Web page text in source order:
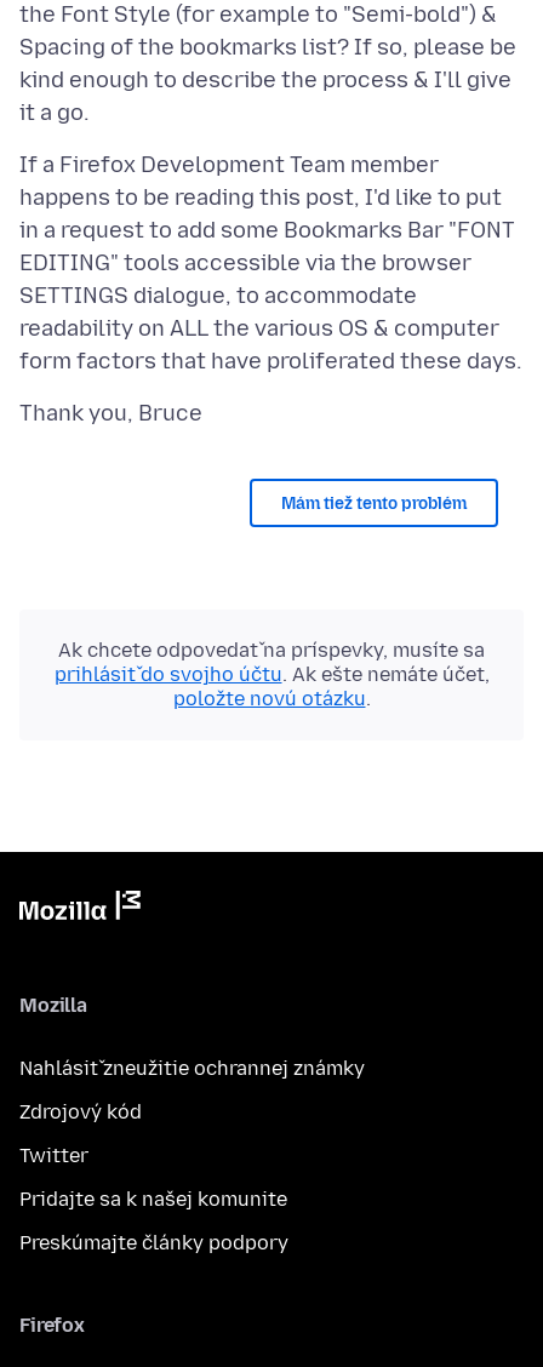
the Font Style (for example to "Semi-bold") &
Spacing of the bookmarks list? If so, please be
kind enough to describe the process & I'll give
If a Firefox Development Team member
happens to be reading this post, I'd like to put
in a request to add some Bookmarks Bar "FONT
EDITING" tools accessible via the browser
SETTINGS dialogue, to accommodate
readability on ALL the various OS & computer
Mám tiež tento problém
Ak chcete odpovedať na príspevky, musíte sa
prihlásiť do svojho účtu. Ak ešte nemáte účet,
položte novú otázku.
Mozilla
Nahlásiť zneužitie ochrannej známky
Zdrojový kód
Twitter
Pridajte sa k našej komunite
Preskúmajte články podpory
Firefox